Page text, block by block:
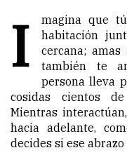
I
magina que
habitación
cercana;
también te
persona lleva
cosidas cientos
Mientras
hacia adelante,
decides si ese abrazo